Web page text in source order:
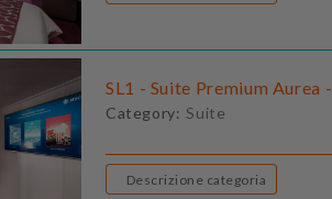
SL1 - Suite Premium Aurea -
Category: Suite
Descrizione categoria